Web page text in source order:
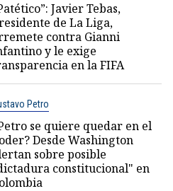
Javier Tebas,
de La Liga,
contra Gianni
y le exige
en la FIFA
Petro
se quiere quedar en el
Desde Washington
sobre posible
constitucional" en